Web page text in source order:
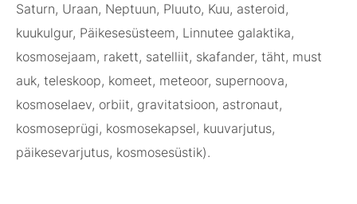
Saturn, Uraan, Neptuun, Pluuto, Kuu, asteroid,
kuukulgur, Päikesesüsteem, Linnutee galaktika,
kosmosejaam, rakett, satelliit, skafander, täht, must
auk, teleskoop, komeet, meteoor, supernoova,
kosmoselaev, orbiit, gravitatsioon, astronaut,
kosmoseprügi, kosmosekapsel, kuuvarjutus,
päikesevarjutus, kosmosesüstik).